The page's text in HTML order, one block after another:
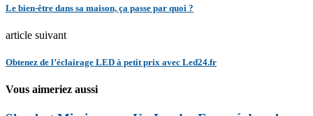
Le bien-être dans sa maison, ça passe par quoi ?
article suivant
Obtenez de l’éclairage LED à petit prix avec Led24.fr
Vous aimeriez aussi